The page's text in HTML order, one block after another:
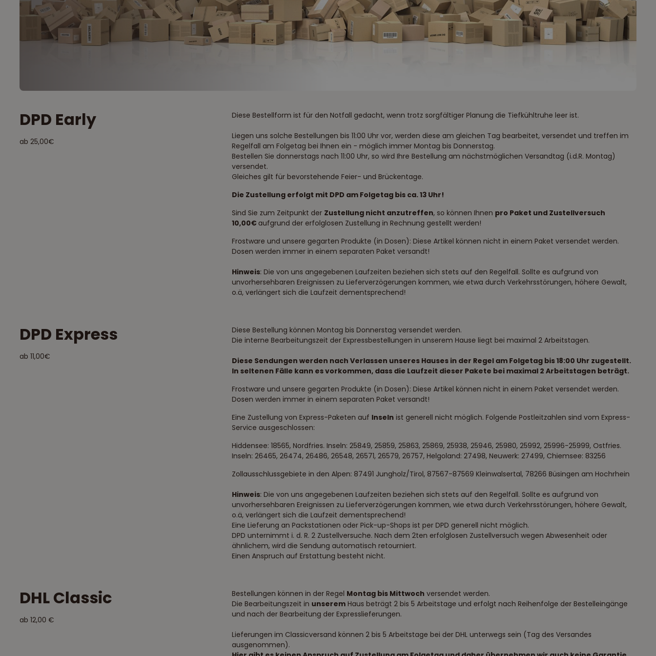
DPD Early
ab 25,00€
Diese Bestellform ist für den Notfall gedacht, wenn trotz sorgfältiger Planung die Tiefkühltruhe leer ist.
Liegen uns solche Bestellungen bis 11:00 Uhr vor, werden diese am gleichen Tag bearbeitet, versendet und treffen im
Regelfall am Folgetag bei Ihnen ein - möglich immer Montag bis Donnerstag.
Bestellen Sie donnerstags nach 11:00 Uhr, so wird Ihre Bestellung am nächstmöglichen Versandtag (i.d.R. Montag)
versendet.
Gleiches gilt für bevorstehende Feier- und Brückentage.
Die Zustellung erfolgt mit DPD am Folgetag bis ca. 13 Uhr!
Sind Sie zum Zeitpunkt der Zustellung nicht anzutreffen, so können Ihnen pro Paket und Zustellversuch
10,00€ aufgrund der erfolglosen Zustellung in Rechnung gestellt werden!
Frostware und unsere gegarten Produkte (in Dosen): Diese Artikel können nicht in einem Paket versendet werden.
Dosen werden immer in einem separaten Paket versandt!
Hinweis: Die von uns angegebenen Laufzeiten beziehen sich stets auf den Regelfall. Sollte es aufgrund von
unvorhersehbaren Ereignissen zu Lieferverzögerungen kommen, wie etwa durch Verkehrsstörungen, höhere Gewalt,
o.ä, verlängert sich die Laufzeit dementsprechend!
DPD Express
ab 11,00€
Diese Bestellung können Montag bis Donnerstag versendet werden.
Die interne Bearbeitungszeit der Expressbestellungen in unserem Hause liegt bei maximal 2 Arbeitstagen.
Diese Sendungen werden nach Verlassen unseres Hauses in der Regel am Folgetag bis 18:00 Uhr zugestellt.
In seltenen Fälle kann es vorkommen, dass die Laufzeit dieser Pakete bei maximal 2 Arbeitstagen beträgt.
Frostware und unsere gegarten Produkte (in Dosen): Diese Artikel können nicht in einem Paket versendet werden.
Dosen werden immer in einem separaten Paket versandt!
Eine Zustellung von Express-Paketen auf Inseln ist generell nicht möglich. Folgende Postleitzahlen sind vom Express-
Service ausgeschlossen:
Hiddensee: 18565, Nordfries. Inseln: 25849, 25859, 25863, 25869, 25938, 25946, 25980, 25992, 25996-25999, Ostfries.
Inseln: 26465, 26474, 26486, 26548, 26571, 26579, 26757, Helgoland: 27498, Neuwerk: 27499, Chiemsee: 83256
Zollausschlussgebiete in den Alpen: 87491 Jungholz/Tirol, 87567-87569 Kleinwalsertal, 78266 Büsingen am Hochrhein
Hinweis: Die von uns angegebenen Laufzeiten beziehen sich stets auf den Regelfall. Sollte es aufgrund von
unvorhersehbaren Ereignissen zu Lieferverzögerungen kommen, wie etwa durch Verkehrsstörungen, höhere Gewalt,
o.ä, verlängert sich die Laufzeit dementsprechend!
Eine Lieferung an Packstationen oder Pick-up-Shops ist per DPD generell nicht möglich.
DPD unternimmt i. d. R. 2 Zustellversuche. Nach dem 2ten erfolglosen Zustellversuch wegen Abwesenheit oder
ähnlichem, wird die Sendung automatisch retourniert.
Einen Anspruch auf Erstattung besteht nicht.
DHL Classic
ab 12,00 €
Bestellungen können in der Regel Montag bis Mittwoch versendet werden.
Die Bearbeitungszeit in unseremHaus beträgt 2 bis 5 Arbeitstage und erfolgt nach Reihenfolge der Bestelleingänge
und nach der Bearbeitung der Expresslieferungen.
Lieferungen im Classicversand können 2 bis 5 Arbeitstage bei der DHL unterwegs sein (Tag des Versandes
ausgenommen).